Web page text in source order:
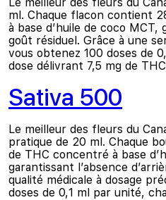
ml. Chaque flacon contient
à base d’huile de coco MCT,
goût résiduel. Grâce à une
vous obtenez 100 doses de
dose délivrant 7,5 mg de
Sativa 500
Le meilleur des fleurs du
pratique de 20 ml. Chaque
de THC concentré à base
garantissant l’absence
qualité médicale à dosage
doses de 0,1 ml par unité,